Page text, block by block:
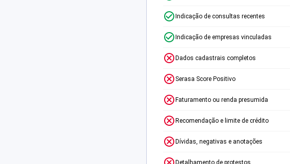
Indicação de consultas recentes
Indicação de empresas vinculadas
Dados cadastrais completos
Serasa Score Positivo
Faturamento ou renda presumida
Recomendação e limite de crédito
Dívidas, negativas e anotações
Detalhamento de protestos